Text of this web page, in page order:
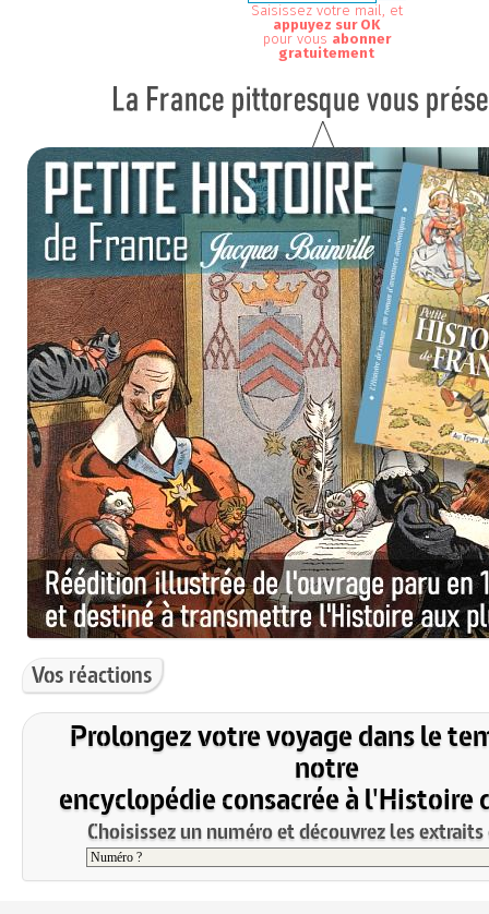
Saisissez votre mail, et
appuyez sur OK
pour vous abonner
gratuitement
Vos réactions
Prolongez votre voyage dans le
notre
encyclopédie consacrée à l'Histoire
Choisissez un numéro et découvrez les